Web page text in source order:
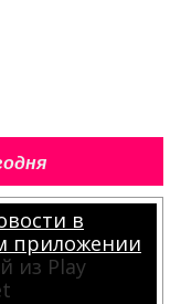
в
приложении
из Play